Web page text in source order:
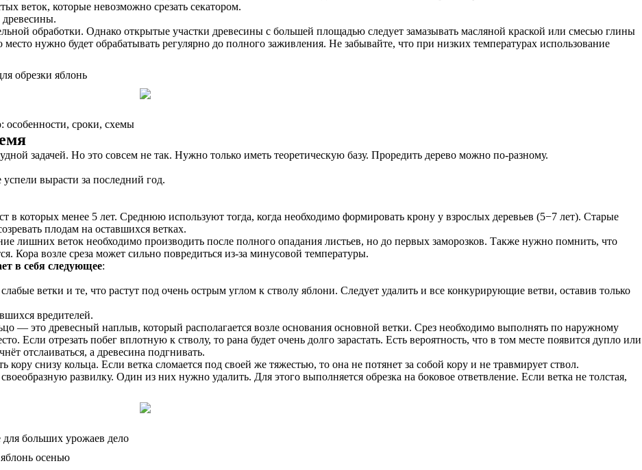
веток, которые невозможно срезать секатором.
обработки. Однако открытые участки древесины с большей площадью следует замазывать масляной краской или смесью глины
нужно будет обрабатывать регулярно до полного заживления. Не забывайте, что при низких температурах использование
особенности, сроки, схемы
задачей. Но это совсем не так. Нужно только иметь теоретическую базу. Проредить дерево можно по-разному.
вырасти за последний год.
в которых менее 5 лет. Среднюю используют тогда, когда необходимо формировать крону у взрослых деревьев (5−7 лет). Старые
плодам на оставшихся ветках.
лишних веток необходимо производить после полного опадания листьев, но до первых заморозков. Также нужно помнить, что
Кора возле среза может сильно повредиться из-за минусовой температуры.
в себя следующее:
ветки и те, что растут под очень острым углом к стволу яблони. Следует удалить и все конкурирующие ветви, оставив только
вредителей.
— это древесный наплыв, который располагается возле основания основной ветки. Срез необходимо выполнять по наружному
Если отрезать побег вплотную к стволу, то рана будет очень долго зарастать. Есть вероятность, что в том месте появится дупло или
отслаиваться, а древесина подгнивать.
кору снизу кольца. Если ветка сломается под своей же тяжестью, то она не потянет за собой кору и не травмирует ствол.
развилку. Один из них нужно удалить. Для этого выполняется обрезка на боковое ответвление. Если ветка не толстая,
для больших урожаев дело